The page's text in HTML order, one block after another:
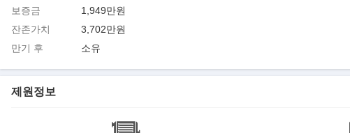
보증금
1,949만원
잔존가치
3,702만원
만기 후
소유
제원정보